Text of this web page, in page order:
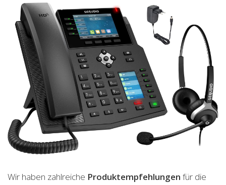
Wir haben zahlreiche Produktempfehlungen für die